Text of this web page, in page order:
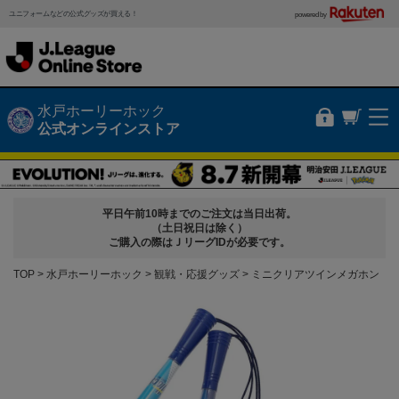
ユニフォームなどの公式グッズが買える！ powered by
水戸ホーリーホック
公式オンラインストア
平日午前10時までのご注文は当日出荷。
（土日祝日は除く）
ご購入の際はＪリーグIDが必要です。
TOP 水戸ホーリーホック 観戦・応援グッズ ミニクリアツインメガホン